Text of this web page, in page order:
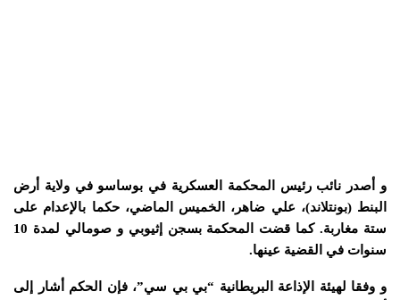
و أصدر نائب رئيس المحكمة العسكرية في بوساسو في ولاية أرض
البنط (بونتلاند)، علي ضاهر، الخميس الماضي، حكما بالإعدام على
ستة مغاربة. كما قضت المحكمة بسجن إثيوبي و صومالي لمدة 10
سنوات في القضية عينها.
و وفقا لهيئة الإذاعة البريطانية “بي بي سي”، فإن الحكم أشار إلى